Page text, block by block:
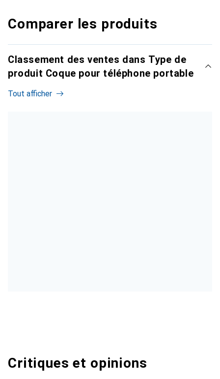
Comparer les produits
Classement des ventes dans Type de
produit Coque pour téléphone portable
Tout afficher
Critiques et opinions